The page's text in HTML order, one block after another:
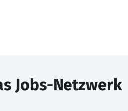
Jobs-Netzwerk